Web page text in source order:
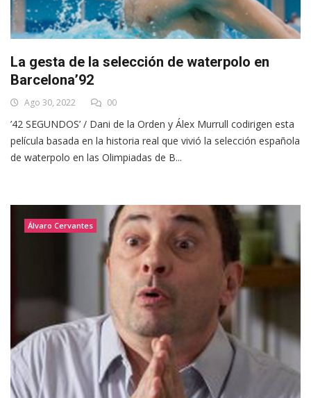
La gesta de la selección de waterpolo en
Barcelona’92
Ago 30, 2022 00
’42 SEGUNDOS’ / Dani de la Orden y Álex Murrull codirigen esta
película basada en la historia real que vivió la selección española
de waterpolo en las Olimpiadas de B...
Álvaro Cervantes